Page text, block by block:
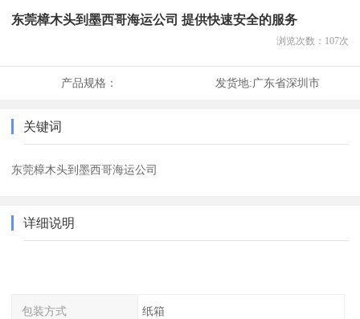
东莞樟木头到墨西哥海运公司 提供快速安全的服务
浏览次数： 107次
产品规格： 发货地:广东省深圳市
关键词
东莞樟木头到墨西哥海运公司
详细说明
包装方式 纸箱